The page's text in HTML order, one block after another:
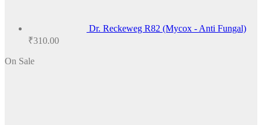
Dr. Reckeweg R82 (Mycox - Anti Fungal)
₹310.00
On Sale